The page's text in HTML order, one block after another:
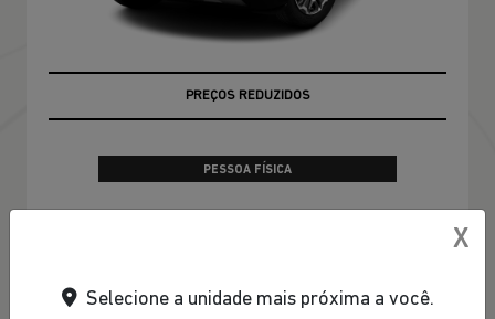
OPORTUNIDADE
PESSOA FÍSICA
X
Selecione a unidade mais próxima a você.